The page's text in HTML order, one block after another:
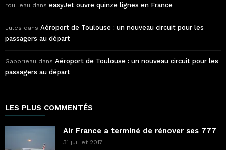
roulleau dans easyJet ouvre quinze lignes en France
Jules dans Aéroport de Toulouse : un nouveau circuit pour les
passagers au départ
Gaborieau dans Aéroport de Toulouse : un nouveau circuit pour les
passagers au départ
LES PLUS COMMENTÉS
Air France a terminé de rénover ses 777
31 juillet 2017